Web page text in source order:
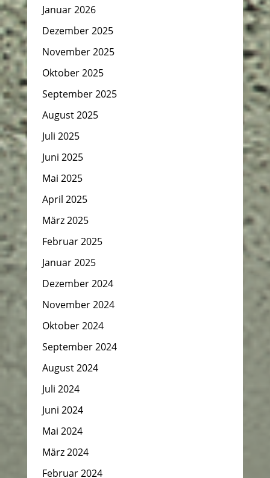
Januar 2026
Dezember 2025
November 2025
Oktober 2025
September 2025
August 2025
Juli 2025
Juni 2025
Mai 2025
April 2025
März 2025
Februar 2025
Januar 2025
Dezember 2024
November 2024
Oktober 2024
September 2024
August 2024
Juli 2024
Juni 2024
Mai 2024
März 2024
Februar 2024